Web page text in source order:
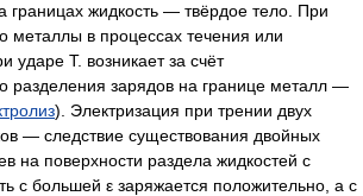
границах жидкость — твёрдое тело. При
металлы в процессах течения или
ударе Т. возникает за счёт
разделения зарядов на границе металл —
). Электризация при трении двух
— следствие существования двойных
на поверхности раздела жидкостей с
с большей ε заряжается положительно, а с